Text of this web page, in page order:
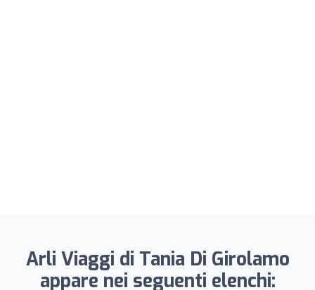
Arli Viaggi di Tania Di Girolamo
appare nei seguenti elenchi: